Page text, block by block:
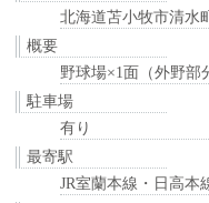
北海道苫小牧市清水
概要
野球場×1面（外野部
駐車場
有り
最寄駅
JR室蘭本線・日高本